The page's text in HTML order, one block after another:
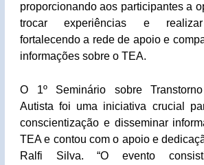
proporcionando aos participantes a
trocar experiências e realizar
fortalecendo a rede de apoio e
informações sobre o TEA.
O 1º Seminário sobre
Autista foi uma iniciativa crucial
conscientização e disseminar
TEA e contou com o apoio e
Ralfi Silva.“O evento